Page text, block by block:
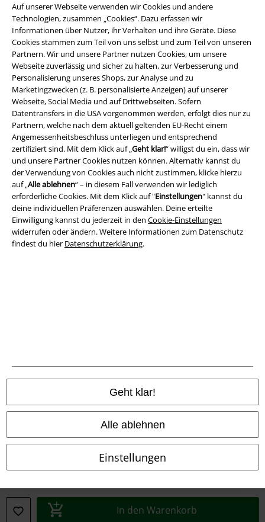
Auf unserer Webseite verwenden wir Cookies und andere
Technologien, zusammen „Cookies“. Dazu erfassen wir
Informationen über Nutzer, ihr Verhalten und ihre Geräte. Diese
Cookies stammen zum Teil von uns selbst und zum Teil von unseren
Partnern. Wir und unsere Partner nutzen Cookies, um unsere
Webseite zuverlässig und sicher zu halten, zur Verbesserung und
Personalisierung unseres Shops, zur Analyse und zu
Marketingzwecken (z. B. personalisierte Anzeigen) auf unserer
Webseite, Social Media und auf Drittwebseiten. Sofern
Datentransfers in die USA vorgenommen werden, erfolgt dies nur zu
Partnern, welche nach dem aktuell geltenden EU-Recht einem
Angemessenheitsbeschluss unterliegen und entsprechend
zertifiziert sind. Mit dem Klick auf „Geht klar!“ willigst du ein, dass wir
und unsere Partner Cookies nutzen können. Alternativ kannst du
der Verwendung von Cookies auch nicht zustimmen, klicke hierzu
auf „Alle ablehnen“ – in diesem Fall verwenden wir lediglich
erforderliche Cookies. Mit dem Klick auf "Einstellungen" kannst du
deine individuellen Präferenzen auswählen. Deine erteilte
Einwilligung kannst du jederzeit in den Cookie-Einstellungen
widerrufen oder ändern. Weitere Informationen zum Datenschutz
findest du hier Datenschutzerklärung.
Geht klar!
Alle ablehnen
Einstellungen
In den Warenkorb
Rechtliches
AGB
Impressum
Datenschutz
Entsorgung und Umweltschutz
Alle Preise inkl. gesetzlicher Mehrwertsteuer, zzgl.Versandkosten
© 1986-2026 E.M.P. Merchandising HGmbH
EMP Online Shops
EMP France